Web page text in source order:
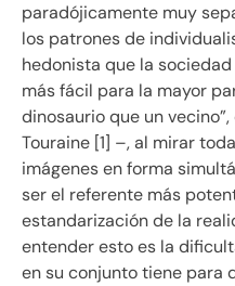
paradójicamente muy
los patrones de
hedonista que la
más fácil para la mayor
dinosaurio que un
Touraine [1] –, al mirar
imágenes en forma
ser el referente más
estandarización de la
entender esto es la
en su conjunto tiene para